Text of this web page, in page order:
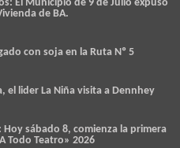
El Municipio de 9 de Julio expuso
de BA.
con soja en la Ruta Nº 5
el lider La Niña visita a Dennhey
sábado 8, comienza la primera
Todo Teatro» 2026